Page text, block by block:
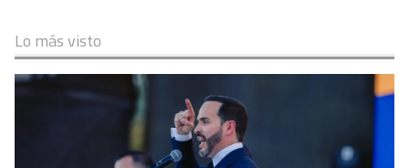
Lo más visto